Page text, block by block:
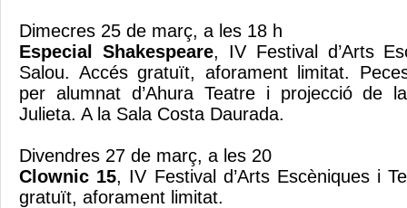
Dimecres 25 de març, a les 18 h
Especial Shakespeare, IV Festival d’Arts
Salou. Accés gratuït, aforament limitat.
per alumnat d’Ahura Teatre i projecció de
Julieta. A la Sala Costa Daurada.
Divendres 27 de març, a les 20
Clownic 15, IV Festival d’Arts Escèniques i
gratuït, aforament limitat.